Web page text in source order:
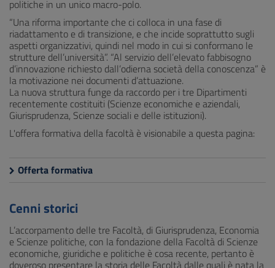
politiche in un unico macro-polo.
“Una riforma importante che ci colloca in una fase di
riadattamento e di transizione, e che incide soprattutto sugli
aspetti organizzativi, quindi nel modo in cui si conformano le
strutture dell’università”. “Al servizio dell’elevato fabbisogno
d’innovazione richiesto dall’odierna società della conoscenza” è
la motivazione nei documenti d’attuazione.
La nuova struttura funge da raccordo per i tre Dipartimenti
recentemente costituiti (Scienze economiche e aziendali,
Giurisprudenza, Scienze sociali e delle istituzioni).
L'offera formativa della facoltà è visionabile a questa pagina:
Offerta formativa
Cenni storici
L’accorpamento delle tre Facoltà, di Giurisprudenza, Economia
e Scienze politiche, con la fondazione della Facoltà di Scienze
economiche, giuridiche e politiche è cosa recente, pertanto è
doveroso presentare la storia delle Facoltà dalle quali è nata la